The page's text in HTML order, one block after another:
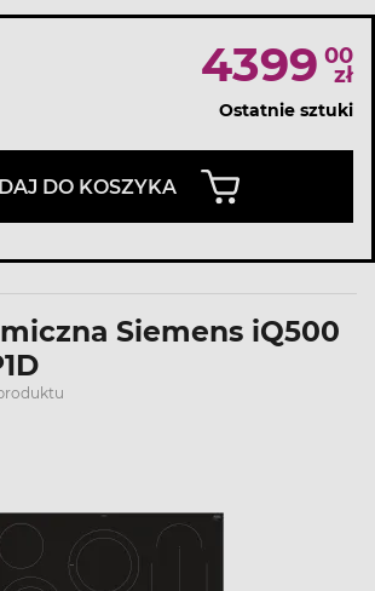
4399 00
zł
Ostatnie sztuki
DO KOSZYKA
Siemens iQ500